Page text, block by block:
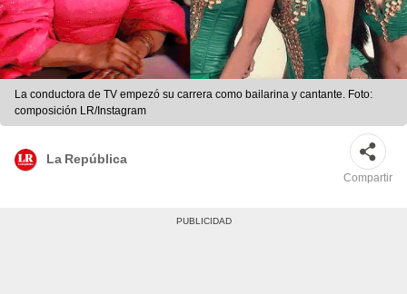
La conductora de TV empezó su carrera como bailarina y cantante. Foto:
composición LR/Instagram
La República
Compartir